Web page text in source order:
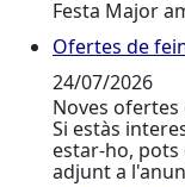
Festa Major
Ofertes de
Ofertes de
24/07/2026
Noves ofertes
Si estàs
estar-ho,
adjunt a